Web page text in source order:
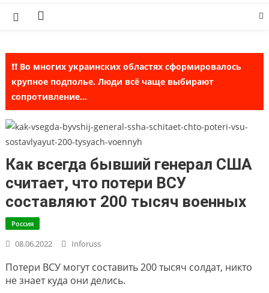
❗❗ Во многих украинских областях сформировалось
крупное подполье. Люди всё чаще выбирают
сопротивление...
Как всегда бывший генерал США
считает, что потери ВСУ
составляют 200 тысяч военных
Россия
08.06.2022 Inforuss
Потери ВСУ могут составить 200 тысяч солдат, никто
не знает куда они делись.